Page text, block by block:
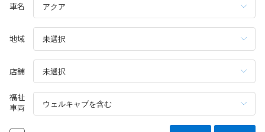
車名
地域
店舗
福祉
車両